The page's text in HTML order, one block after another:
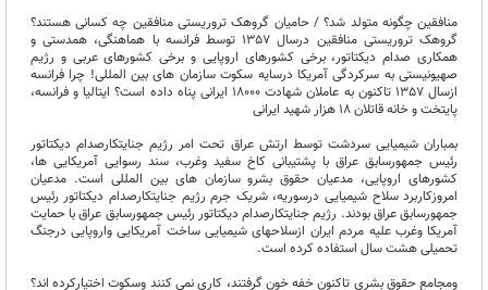
منافقین چگونه متولد شد؟ / حامیان گروهک تروریستی منافقین چه کسانی هستند؟
گروهک تروریستی منافقین درسال 1357 توسط فرانسه با هماهنگی، همدستی و
همکاری صدام دیکتاتور، برخی کشورهای اروپایی و برخی کشورهای عربی و رژیم
صهیونیستی به سرکردگی آمریکا درسایه سکوت سازمان های بین المللی! چرا فرانسه
ازسال 1357 تاکنون به عاملان شهادت 18000 ایرانی پناه داده است؟ ایتالیا و فرانسه،
پایتخت و خانه قاتلان 18 هزار شهید ایرانی
بمباران شیمیایی سردشت توسط ارتش عراق تحت امر رژیم جنایتکارصدام دیکتاتور
رئیس جمهورسابق عراق با پشتیبانی کاخ سفید وغرب، سند رسوایی آمریکایی ها،
کشورهای اروپایی، مدعیان حقوق بشرو سازمان های بین المللی است. مدعیان
امروزکاربرد سلاح شیمیایی درسوریه، شریک جرم رژیم جنایتکارصدام دیکتاتور رئیس
جمهورسابق عراق بودند. رژیم جنایتکارصدام دیکتاتور رئیس جمهورسابق عراق با حمایت
آمریکا وغرب علیه مردم ایران ازسلاحهای شیمیایی ساخت آمریکایی واروپایی درجنگ
تحمیلی هشت سال استفاده کرده است.
ومجامع حقوق بشری تاکنون خفه خون گرفتند، کاری نمی کنند وسکوت اختیارکرده اند؟